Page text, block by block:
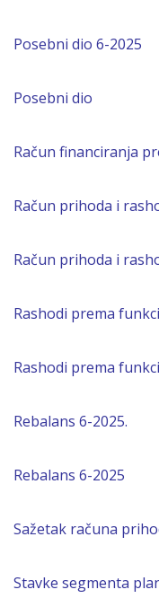
Posebni dio 6-2025
Posebni dio
Račun financiranja
Račun prihoda i
Račun prihoda i
Rashodi prema
Rashodi prema
Rebalans 6-2025.
Rebalans 6-2025
Sažetak računa
Stavke segmenta